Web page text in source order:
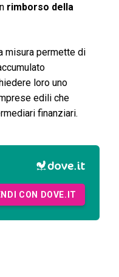
rimborso della
misura permette di
loro uno
edili che
finanziari.
CON DOVE.IT